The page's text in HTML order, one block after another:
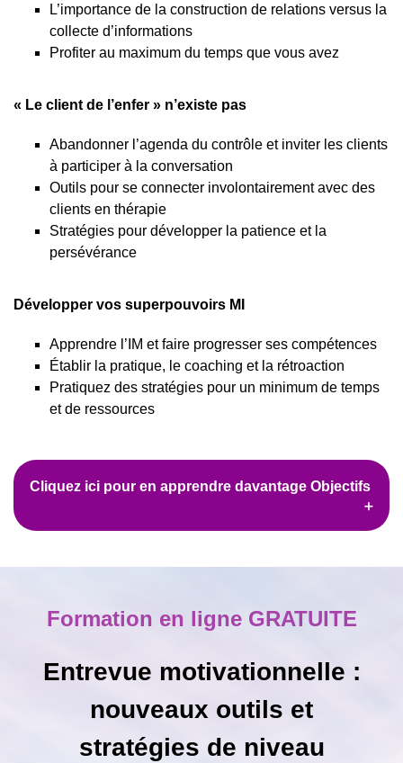
L’importance de la construction de relations versus la
collecte d’informations
Profiter au maximum du temps que vous avez
« Le client de l’enfer » n’existe pas
Abandonner l’agenda du contrôle et inviter les clients
à participer à la conversation
Outils pour se connecter involontairement avec des
clients en thérapie
Stratégies pour développer la patience et la
persévérance
Développer vos superpouvoirs MI
Apprendre l’IM et faire progresser ses compétences
Établir la pratique, le coaching et la rétroaction
Pratiquez des stratégies pour un minimum de temps
et de ressources
Cliquez ici pour en apprendre davantage Objectifs
Formation en ligne GRATUITE
Entrevue motivationnelle :
nouveaux outils et
stratégies de niveau